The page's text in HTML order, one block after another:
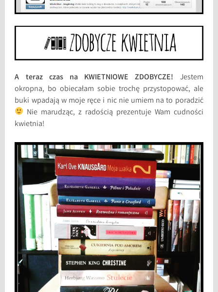
A teraz czas na KWIETNIOWE ZDOBYCZE! Jestem
okropna, bo obiecałam sobie trochę przystopować, ale
buki wpadają w moje ręce i nic nie umiem na to poradzić
Nie marudząc, z radością prezentuje Wam cudności
kwietnia!